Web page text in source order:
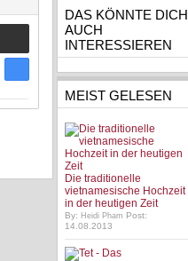
DAS KÖNNTE DICH
AUCH
INTERESSIEREN
MEIST GELESEN
Die traditionelle
vietnamesische Hochzeit
in der heutigen Zeit
By:Heidi Pham Post:
14.08.2013